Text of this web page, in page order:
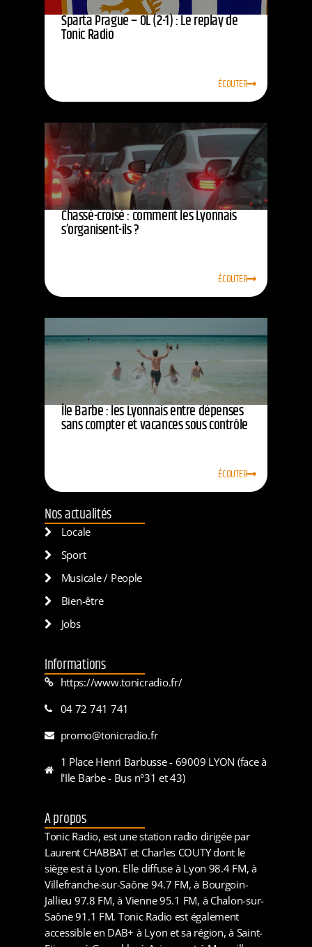
Sparta Prague – OL (2-1) : Le replay de
Tonic Radio
ÉCOUTER
Chassé-croisé : comment les Lyonnais
s’organisent-ils ?
ÉCOUTER
Île Barbe : les Lyonnais entre dépenses
sans compter et vacances sous contrôle
ÉCOUTER
Nos actualités
Locale
Sport
Musicale / People
Bien-être
Jobs
Informations
https://www.tonicradio.fr/
04 72 741 741
promo@tonicradio.fr
1 Place Henri Barbusse - 69009 LYON (face à
l'Ile Barbe - Bus n°31 et 43)
A propos
Tonic Radio, est une station radio dirigée par
Laurent CHABBAT et Charles COUTY dont le
siège est à Lyon. Elle diffuse à Lyon 98.4 FM, à
Villefranche-sur-Saône 94.7 FM, à Bourgoin-
Jallieu 97.8 FM, à Vienne 95.1 FM, à Chalon-sur-
Saône 91.1 FM. Tonic Radio est également
accessible en DAB+ à Lyon et sa région, à Saint-